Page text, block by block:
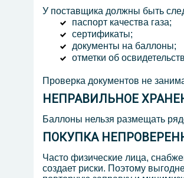
У поставщика должны быть
паспорт качества газа;
сертификаты;
документы на баллоны;
отметки об
Проверка документов не
НЕПРАВИЛЬНОЕ
Баллоны нельзя размещать
ПОКУПКА
Часто физические лица,
создает риски. Поэтому